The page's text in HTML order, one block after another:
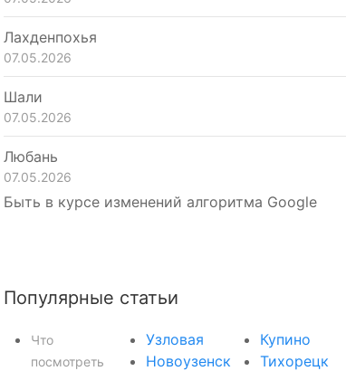
Лахденпохья
07.05.2026
Шали
07.05.2026
Любань
07.05.2026
Быть в курсе изменений алгоритма Google
Популярные статьи
Что
посмотреть
Узловая
Новоузенск
Купино
Тихорецк